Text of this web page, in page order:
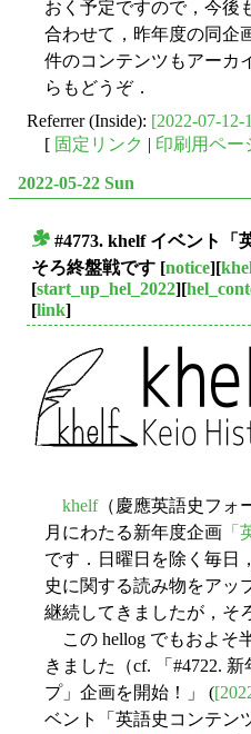
おく予定ですので，今後
合わせて，昨年度の同企
件のコンテンツもアーカ
らもどうぞ．
Referrer (Inside): [2022-07-12-
[ 固定リンク | 印刷用ペー
2022-05-22 Sun
#4773. khelf イベント「
そろ終盤戦です [notice][
[start_up_hel_2022][
[link]
khelf（慶應英語史フォ
月にわたる新年度企画 「
です．日曜日を除く毎日
史に関する読み物をアッ
継続してきましたが，そ
この hellog でもおよそ
きました（cf. 「#4722.
プ」企画を開始！」 (
ベント「英語史コンテン